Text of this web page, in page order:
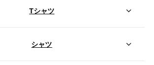
Tシャツ
シャツ